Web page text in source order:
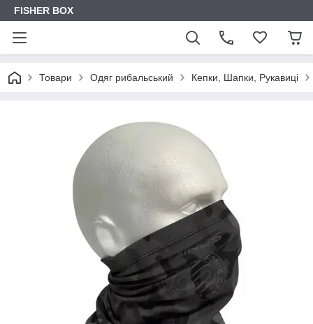
FISHER BOX
Товари Одяг рибальський Кепки, Шапки, Рукавиці